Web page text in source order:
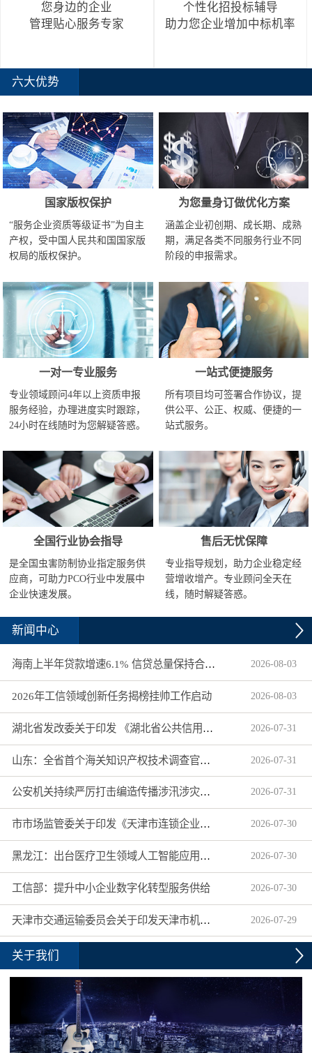
您身边的企业
管理贴心服务专家
个性化招投标辅导
助力您企业增加中标机率
六大优势
国家版权保护
“服务企业资质等级证书”为自主
产权，受中国人民共和国国家版
权局的版权保护。
为您量身订做优化方案
涵盖企业初创期、成长期、成熟
期，满足各类不同服务行业不同
阶段的申报需求。
一对一专业服务
专业领域顾问4年以上资质申报
服务经验，办理进度实时跟踪，
24小时在线随时为您解疑答惑。
一站式便捷服务
所有项目均可签署合作协议，提
供公平、公正、权威、便捷的一
站式服务。
全国行业协会指导
是全国虫害防制协业指定服务供
应商，可助力PCO行业中发展中
企业快速发展。
售后无忧保障
专业指导规划，助力企业稳定经
营增收增产。专业顾问全天在
线，随时解疑答惑。
新闻中心
海南上半年贷款增速6.1% 信贷总量保持合理平稳增长 2026-08-03
2026年工信领域创新任务揭榜挂帅工作启动 2026-08-03
湖北省发改委关于印发 《湖北省公共信用信息目录（2026年版）》的通知 2026-07-31
山东：全省首个海关知识产权技术调查官制度落地济南自贸片区 2026-07-31
公安机关持续严厉打击编造传播涉汛涉灾网络谣言 2026-07-31
市市场监管委关于印发《天津市连锁企业食品经营许可“先证后核”信用承诺审批实施办法》的通知 2026-07-30
黑龙江：出台医疗卫生领域人工智能应用工作实施方案 2026-07-30
工信部：提升中小企业数字化转型服务供给 2026-07-30
天津市交通运输委员会关于印发天津市机动车驾驶员培训机构及教练员综合信用评价管理办法的通知 2026-07-29
关于我们